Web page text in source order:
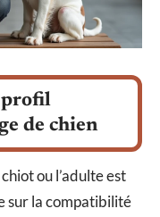
profil
de chien
ou l’adulte est
sur la compatibilité